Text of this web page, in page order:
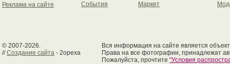
Реклама на сайте
События
Маркет
© 2007-2026.
//Создание сайта - 2opexa
Вся информация на сайте является
Права на все фотографии, принадлежат
Пожалуйста, прочтите "Условия